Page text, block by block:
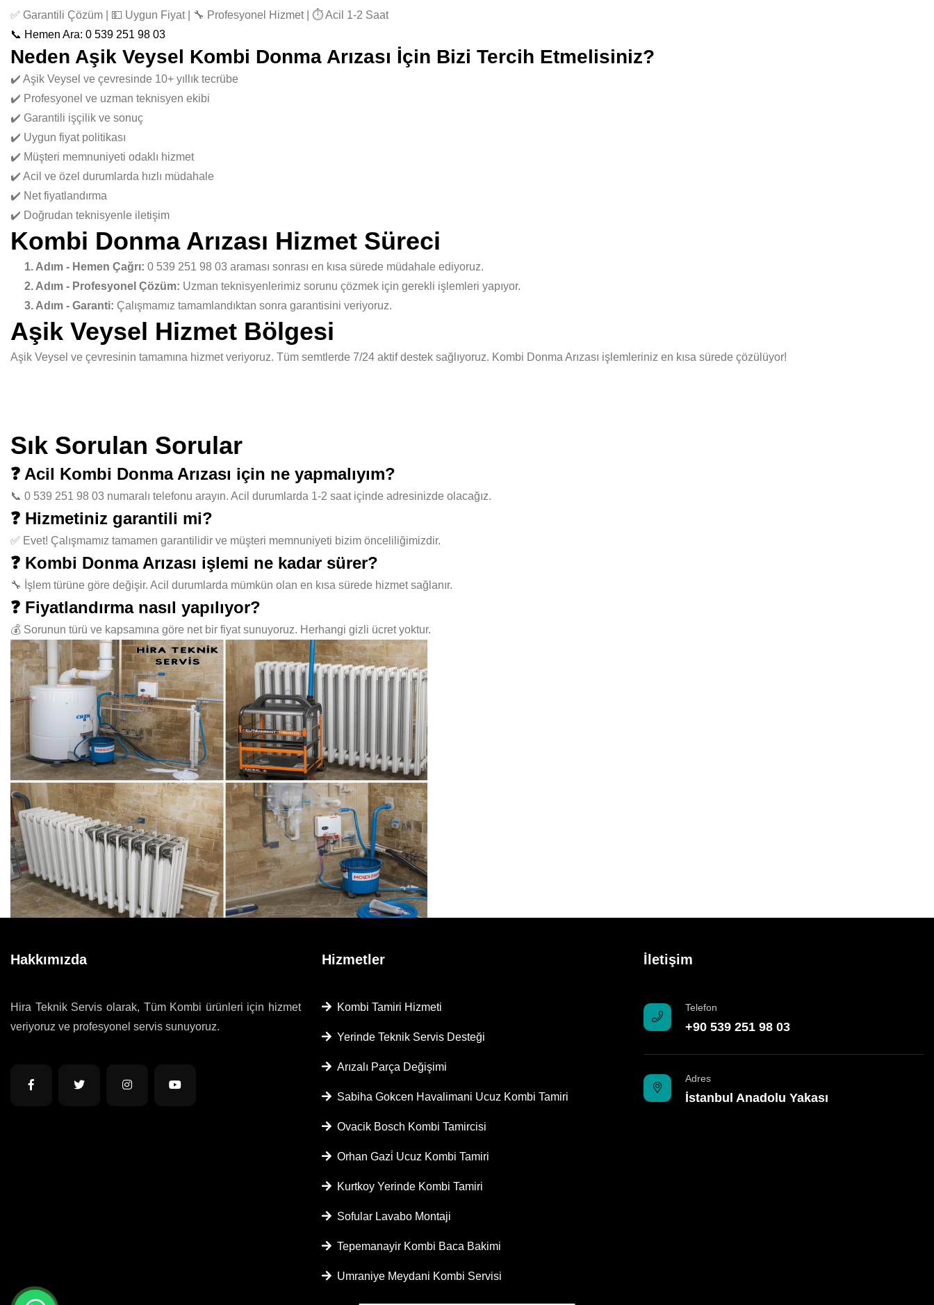
✅ Garantili Çözüm | 💵 Uygun Fiyat | 🔧 Profesyonel Hizmet | ⏱️ Acil 1-2 Saat
📞 Hemen Ara: 0 539 251 98 03
Neden Aşik Veysel Kombi Donma Arızası İçin Bizi Tercih Etmelisiniz?
✔️ Aşik Veysel ve çevresinde 10+ yıllık tecrübe
✔️ Profesyonel ve uzman teknisyen ekibi
✔️ Garantili işçilik ve sonuç
✔️ Uygun fiyat politikası
✔️ Müşteri memnuniyeti odaklı hizmet
✔️ Acil ve özel durumlarda hızlı müdahale
✔️ Net fiyatlandırma
✔️ Doğrudan teknisyenle iletişim
Kombi Donma Arızası Hizmet Süreci
1. Adım - Hemen Çağrı: 0 539 251 98 03 araması sonrası en kısa sürede müdahale ediyoruz.
2. Adım - Profesyonel Çözüm: Uzman teknisyenlerimiz sorunu çözmek için gerekli işlemleri yapıyor.
3. Adım - Garanti: Çalışmamız tamamlandıktan sonra garantisini veriyoruz.
Aşik Veysel Hizmet Bölgesi
Aşik Veysel ve çevresinin tamamına hizmet veriyoruz. Tüm semtlerde 7/24 aktif destek sağlıyoruz. Kombi Donma Arızası işlemleriniz en kısa sürede çözülüyor!
Sık Sorulan Sorular
❓ Acil Kombi Donma Arızası için ne yapmalıyım?
📞 0 539 251 98 03 numaralı telefonu arayın. Acil durumlarda 1-2 saat içinde adresinizde olacağız.
❓ Hizmetiniz garantili mi?
✅ Evet! Çalışmamız tamamen garantilidir ve müşteri memnuniyeti bizim önceliliğimizdir.
❓ Kombi Donma Arızası işlemi ne kadar sürer?
🔧 İşlem türüne göre değişir. Acil durumlarda mümkün olan en kısa sürede hizmet sağlanır.
❓ Fiyatlandırma nasıl yapılıyor?
💰 Sorunun türü ve kapsamına göre net bir fiyat sunuyoruz. Herhangi gizli ücret yoktur.
Hakkımızda
Hira Teknik Servis olarak, Tüm Kombi ürünleri için hizmet
veriyoruz ve profesyonel servis sunuyoruz.
Hizmetler
Kombi Tamiri Hizmeti
Yerinde Teknik Servis Desteği
Arızalı Parça Değişimi
Sabiha Gokcen Havalimani Ucuz Kombi Tamiri
Ovacik Bosch Kombi Tamircisi
Orhan Gazi̇ Ucuz Kombi Tamiri
Kurtkoy Yerinde Kombi Tamiri
Sofular Lavabo Montaji
Tepemanayir Kombi Baca Bakimi
Umraniye Meydani Kombi Servisi
İletişim
Telefon
+90 539 251 98 03
Adres
İstanbul Anadolu Yakası